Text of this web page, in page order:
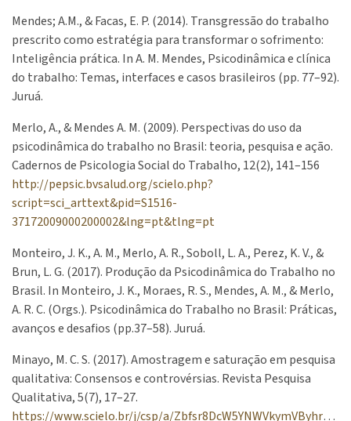
Mendes; A.M., & Facas, E. P. (2014). Transgressão do trabalho
prescrito como estratégia para transformar o sofrimento:
Inteligência prática. In A. M. Mendes, Psicodinâmica e clínica
do trabalho: Temas, interfaces e casos brasileiros (pp. 77–92).
Juruá.
Merlo, A., & Mendes A. M. (2009). Perspectivas do uso da
psicodinâmica do trabalho no Brasil: teoria, pesquisa e ação.
Cadernos de Psicologia Social do Trabalho, 12(2), 141–156
http://pepsic.bvsalud.org/scielo.php?
script=sci_arttext&pid=S1516-
37172009000200002&lng=pt&tlng=pt
Monteiro, J. K., A. M., Merlo, A. R., Soboll, L. A., Perez, K. V., &
Brun, L. G. (2017). Produção da Psicodinâmica do Trabalho no
Brasil. In Monteiro, J. K., Moraes, R. S., Mendes, A. M., & Merlo,
A. R. C. (Orgs.). Psicodinâmica do Trabalho no Brasil: Práticas,
avanços e desafios (pp.37–58). Juruá.
Minayo, M. C. S. (2017). Amostragem e saturação em pesquisa
qualitativa: Consensos e controvérsias. Revista Pesquisa
Qualitativa, 5(7), 17–27.
https://www.scielo.br/j/csp/a/Zbfsr8DcW5YNWVkymVByhrN/?